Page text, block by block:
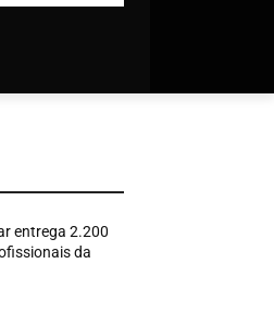
entrega 2.200
da